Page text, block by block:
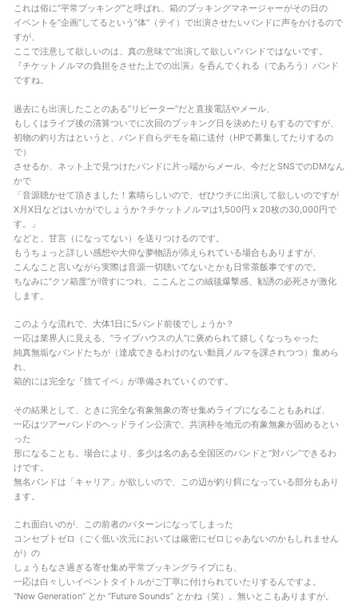
これは俗に”平常ブッキング”と呼ばれ、箱のブッキングマネージャーがその日の
イベントを”企画”してるという”体”（テイ）で出演させたいバンドに声をかけるので
すが、
ここで注意して欲しいのは、真の意味で”出演して欲しい”バンドではないです。
『チケットノルマの負担をさせた上での出演』を呑んでくれる（であろう）バンド
ですね。
過去にも出演したことのある”リピーター”だと直接電話やメール、
もしくはライブ後の清算ついでに次回のブッキング日を決めたりもするのですが、
初物の釣り方はというと、バンド自らデモを箱に送付（HPで募集してたりするの
で）
させるか、ネット上で見つけたバンドに片っ端からメール、今だとSNSでのDMなん
かで
「音源聴かせて頂きました！素晴らしいので、ぜひウチに出演して欲しいのですが
X月X日などはいかがでしょうか？チケットノルマは1,500円 x 20枚の30,000円で
す。」
などと、甘言（になってない）を送りつけるのです。
もうちょっと詳しい感想や大仰な夢物語が添えられている場合もありますが、
こんなこと言いながら実際は音源一切聴いてないとかも日常茶飯事ですので。
ちなみに”クソ箱度”が増すにつれ、ここんとこの絨毯爆撃感、勧誘の必死さが激化
します。
このような流れで、大体1日に5バンド前後でしょうか？
一応は業界人に見える、”ライブハウスの人”に褒められて嬉しくなっちゃった
純真無垢なバンドたちが（達成できるわけのない動員ノルマを課されつつ）集めら
れ、
箱的には完全な『捨てイベ』が準備されていくのです。
その結果として、ときに完全な有象無象の寄せ集めライブになることもあれば、
一応はツアーバンドのヘッドライン公演で、共演枠を地元の有象無象が固めるとい
った
形になることも。場合により、多少は名のある全国区のバンドと”対バン”できるわ
けです。
無名バンドは「キャリア」が欲しいので、この辺が釣り餌になっている部分もあり
ます。
これ面白いのが、この前者のパターンになってしまった
コンセプトゼロ（ごく低い次元においては厳密にゼロじゃあないのかもしれません
が）の
しょうもなさ過ぎる寄せ集め平常ブッキングライブにも、
一応は白々しいイベントタイトルがご丁寧に付けられていたりするんですよ。
“New Generation” とか “Future Sounds” とかね（笑）。無いとこもありますが。